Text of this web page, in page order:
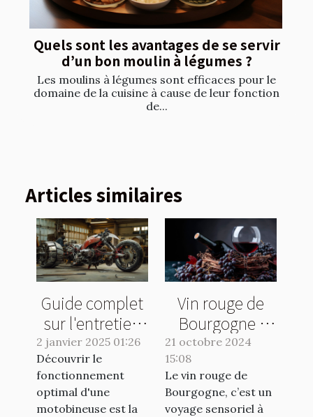
Quels sont les avantages de se servir
d’un bon moulin à légumes ?
Les moulins à légumes sont efficaces pour le
domaine de la cuisine à cause de leur fonction
de...
Articles similaires
Guide complet
sur l'entretien
et la
maintenance
des
motobineuses
2 janvier 2025 01:26
Découvrir le
fonctionnement
optimal d'une
motobineuse est la
Vin rouge de
Bourgogne :
quelle bouteille
21 octobre 2024
15:08
Le vin rouge de
Bourgogne, c’est un
voyage sensoriel à